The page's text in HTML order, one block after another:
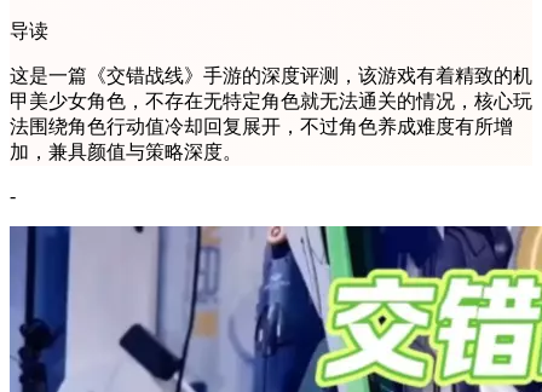
导读
这是一篇《交错战线》手游的深度评测，该游戏有着精致的机
甲美少女角色，不存在无特定角色就无法通关的情况，核心玩
法围绕角色行动值冷却回复展开，不过角色养成难度有所增
加，兼具颜值与策略深度。
-